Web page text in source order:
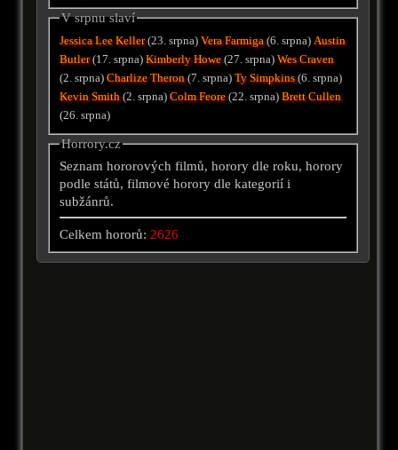
V srpnu slaví
Jessica Lee Keller(23. srpna)Vera Farmiga(6. srpna)Austin
Butler(17. srpna)Kimberly Howe(27. srpna)Wes Craven
(2. srpna)Charlize Theron(7. srpna)Ty Simpkins(6. srpna)
Kevin Smith(2. srpna)Colm Feore(22. srpna)Brett Cullen
(26. srpna)
Horrory.cz
Seznam hororových filmů, horory dle roku, horory
podle států, filmové horory dle kategorií i
subžánrů.
Celkem hororů: 2626